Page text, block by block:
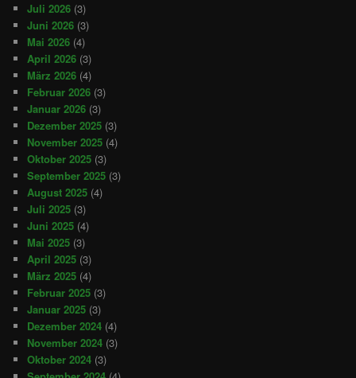
Juli 2026 (3)
Juni 2026 (3)
Mai 2026 (4)
April 2026 (3)
März 2026 (4)
Februar 2026 (3)
Januar 2026 (3)
Dezember 2025 (3)
November 2025 (4)
Oktober 2025 (3)
September 2025 (3)
August 2025 (4)
Juli 2025 (3)
Juni 2025 (4)
Mai 2025 (3)
April 2025 (3)
März 2025 (4)
Februar 2025 (3)
Januar 2025 (3)
Dezember 2024 (4)
November 2024 (3)
Oktober 2024 (3)